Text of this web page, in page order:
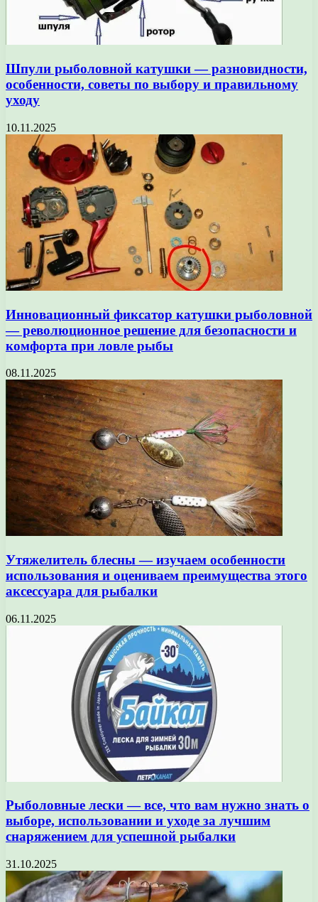
Шпули рыболовной катушки — разновидности,
особенности, советы по выбору и правильному
уходу
10.11.2025
Инновационный фиксатор катушки рыболовной
— революционное решение для безопасности и
комфорта при ловле рыбы
08.11.2025
Утяжелитель блесны — изучаем особенности
использования и оцениваем преимущества этого
аксессуара для рыбалки
06.11.2025
Рыболовные лески — все, что вам нужно знать о
выборе, использовании и уходе за лучшим
снаряжением для успешной рыбалки
31.10.2025